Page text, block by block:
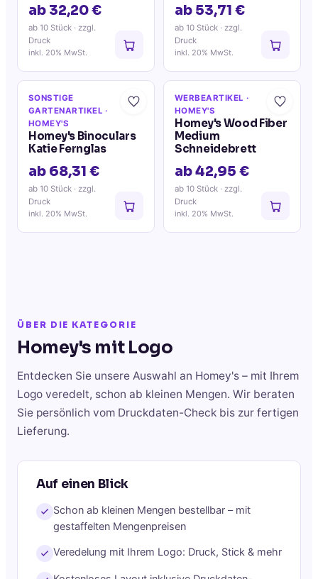
ab 32,20 €
ab 10 Stück · zzgl.
Druck
inkl. 20% MwSt.
ab 53,71 €
ab 10 Stück · zzgl.
Druck
inkl. 20% MwSt.
SONSTIGE
GARTENARTIKEL ·
HOMEY'S
Homey's Binoculars
Katie Fernglas
ab 68,31 €
ab 10 Stück · zzgl.
Druck
inkl. 20% MwSt.
WERBEARTIKEL ·
HOMEY'S
Homey's Wood Fiber
Medium
Schneidebrett
ab 42,95 €
ab 10 Stück · zzgl.
Druck
inkl. 20% MwSt.
ÜBER DIE KATEGORIE
Homey's mit Logo
Entdecken Sie unsere Auswahl an Homey's – mit Ihrem
Logo veredelt, schon ab kleinen Mengen. Wir beraten
Sie persönlich vom Druckdaten-Check bis zur fertigen
Lieferung.
Auf einen Blick
Schon ab kleinen Mengen bestellbar – mit
gestaffelten Mengenpreisen
Veredelung mit Ihrem Logo: Druck, Stick & mehr